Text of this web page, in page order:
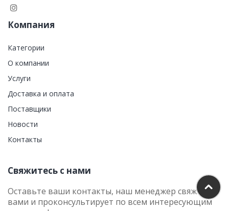
Компания
Категории
О компании
Услуги
Доставка и оплата
Поставщики
Новости
Контакты
Свяжитесь с нами
Оставьте ваши контакты, наш менеджер свяжется с
вами и проконсультирует по всем интересующим